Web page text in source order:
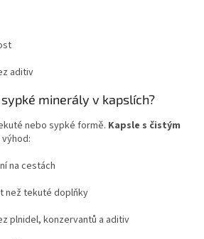
aditiv
minerály v kapslích?
nebo sypké formě. Kapsle s čistým
na cestách
než tekuté doplňky
plnidel, konzervantů a aditiv